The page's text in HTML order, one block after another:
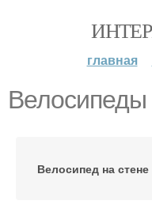
главная
Велосипеды
Велосипед на стене